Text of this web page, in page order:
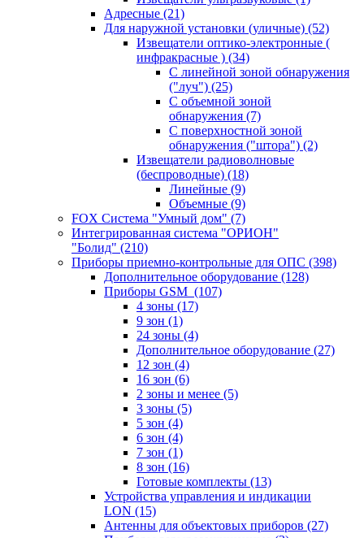
Адресные (21)
Для наружной установки (уличные) (52)
Извещатели оптико-электронные (
инфракрасные ) (34)
С линейной зоной обнаружения
("луч") (25)
С объемной зоной
обнаружения (7)
С поверхностной зоной
обнаружения ("штора") (2)
Извещатели радиоволновые
(беспроводные) (18)
Линейные (9)
Объемные (9)
FOX Система "Умный дом" (7)
Интегрированная система "ОРИОН"
"Болид" (210)
Приборы приемно-контрольные для ОПС (398)
Дополнительное оборудование (128)
Приборы GSM (107)
4 зоны (17)
9 зон (1)
24 зоны (4)
Дополнительное оборудование (27)
12 зон (4)
16 зон (6)
2 зоны и менее (5)
3 зоны (5)
5 зон (4)
6 зон (4)
7 зон (1)
8 зон (16)
Готовые комплекты (13)
Устройства управления и индикации
LON (15)
Антенны для объектовых приборов (27)